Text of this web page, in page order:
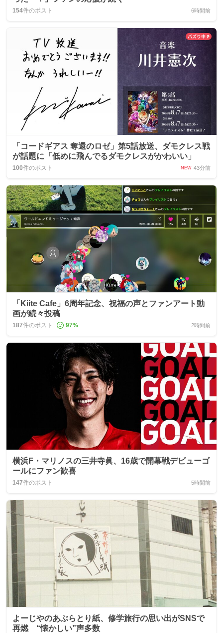
154件のポスト 6時間前
「コードギアス 奪還のロゼ」第5話放送、ダモクレス戦
が話題に「低めに飛んでるダモクレスがかわいい」
100件のポスト NEW 43分前
「Kiite Cafe」6周年記念、祝福の声とファンアート動
画が続々投稿
187件のポスト 97% 2時間前
横浜F・マリノスの三井寺眞、16歳で開幕戦デビューゴ
ールにファン歓喜
147件のポスト 5時間前
よーじやのあぶらとり紙、修学旅行の思い出がSNSで
再燃 “懐かしい”声多数